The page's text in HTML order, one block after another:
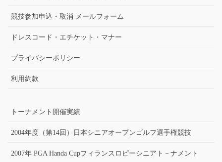
競技参加申込・取消 メールフォーム
ドレスコード・エチケット・マナー
プライバシーポリシー
利用約款
トーナメント開催実績
2004年度（第14回）日本シニアオープンゴルフ選手権競技
2007年 PGA Handa Cupフィランスロピーシニアト－ナメント